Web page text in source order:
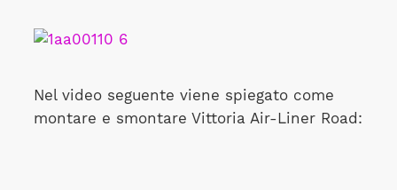
Nel video seguente viene spiegato come
montare e smontare Vittoria Air-Liner Road: